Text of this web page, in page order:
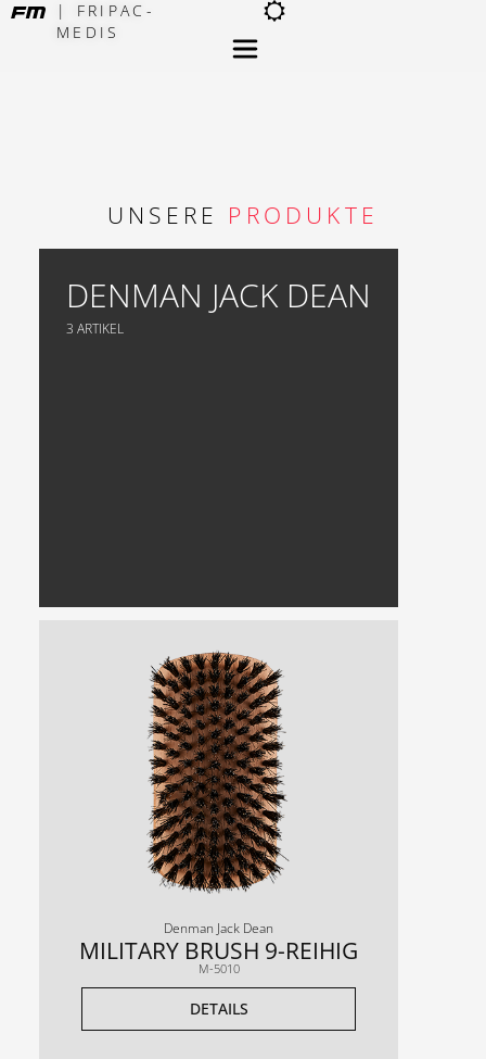
| FRIPAC-
MEDIS
UNSERE PRODUKTE
DENMAN JACK DEAN
3 ARTIKEL
Denman Jack Dean
MILITARY BRUSH 9-REIHIG
M-5010
DETAILS